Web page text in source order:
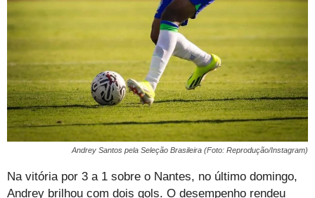
Andrey Santos pela Seleção Brasileira (Foto: Reprodução/Instagram)
Na vitória por 3 a 1 sobre o Nantes, no último domingo,
Andrey brilhou com dois gols. O desempenho rendeu